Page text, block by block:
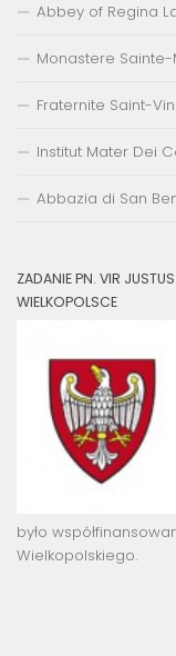
Abbey of Regina
Monastere
Fraternite Saint-
Institut Mater Dei
Abbazia di San
ZADANIE PN. VIR
WIELKOPOLSCE
było
Wielkopolskiego.